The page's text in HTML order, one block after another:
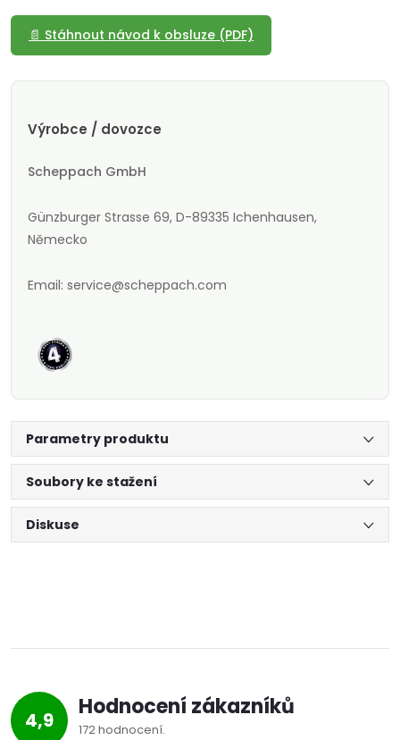
📄 Stáhnout návod k obsluze (PDF)
Výrobce / dovozce
Scheppach GmbH
Günzburger Strasse 69, D-89335 Ichenhausen,
Německo
Email: service@scheppach.com
Parametry produktu
Soubory ke stažení
Diskuse
4,9 Hodnocení zákazníků
172 hodnocení